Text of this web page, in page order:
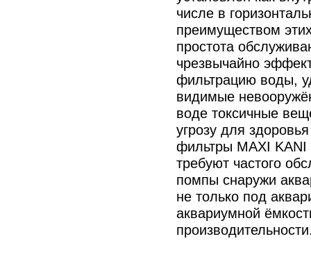
числе в
преимуществом
простота
чрезвычайно
фильтрацию воды,
видимые
воде токсичные
угрозу для
фильтры MAXI KANI
требуют частого
помпы снаружи
не только под
аквариумной